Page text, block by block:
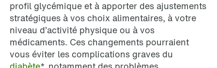
profil glycémique et à apporter des ajustements
stratégiques à vos choix alimentaires, à votre
niveau d’activité physique ou à vos
médicaments. Ces changements pourraient
vous éviter les complications graves du